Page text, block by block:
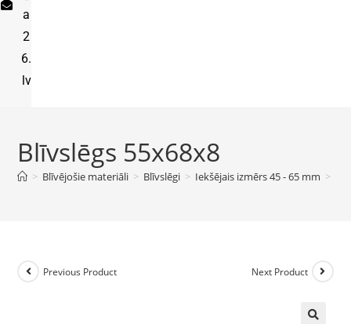
a
2
6.
lv
Blīvslēgs 55x68x8
> Blīvējošie materiāli > Blīvslēgi > Iekšējais izmērs 45 - 65 mm >
Previous Product Next Product